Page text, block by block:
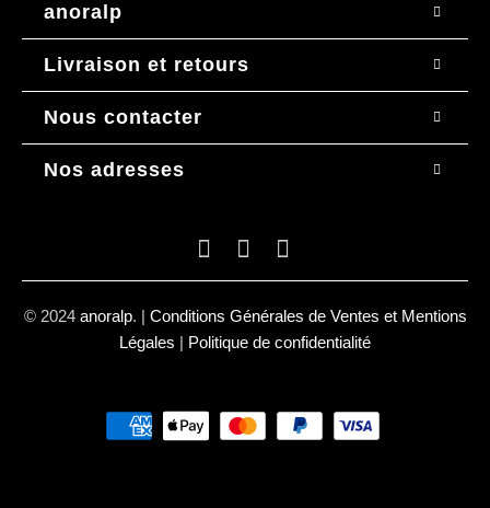
anoralp
Livraison et retours
Nous contacter
Nos adresses
© 2024 anoralp. | Conditions Générales de Ventes et Mentions
Légales | Politique de confidentialité